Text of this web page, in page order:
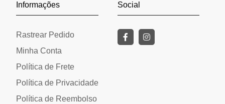
Informações
Rastrear Pedido
Minha Conta
Política de Frete
Política de Privacidade
Política de Reembolso
Social